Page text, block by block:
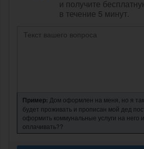
и получите
в течение 5 минут.
Пример: Дом оформлен на меня, но я
будет проживать и прописан мой дед
оформить коммунальные услуги на него
оплачивать??